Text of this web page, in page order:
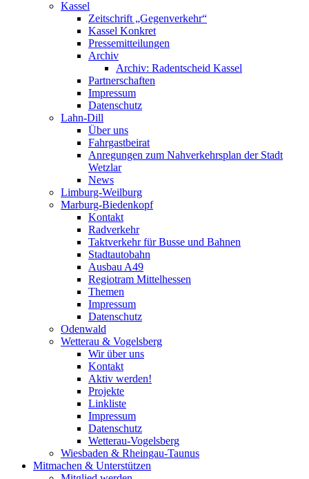
Kassel
Zeitschrift „Gegenverkehr“
Kassel Konkret
Pressemitteilungen
Archiv
Archiv: Radentscheid Kassel
Partnerschaften
Impressum
Datenschutz
Lahn-Dill
Über uns
Fahrgastbeirat
Anregungen zum Nahverkehrsplan der Stadt
Wetzlar
News
Limburg-Weilburg
Marburg-Biedenkopf
Kontakt
Radverkehr
Taktverkehr für Busse und Bahnen
Stadtautobahn
Ausbau A49
Regiotram Mittelhessen
Themen
Impressum
Datenschutz
Odenwald
Wetterau & Vogelsberg
Wir über uns
Kontakt
Aktiv werden!
Projekte
Linkliste
Impressum
Datenschutz
Wetterau-Vogelsberg
Wiesbaden & Rheingau-Taunus
Mitmachen & Unterstützen